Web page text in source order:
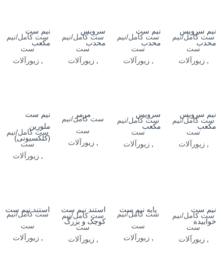
نیم سرویس
محدب
ست کامل/نیم
ست
, زیورآلات
نیم ست
محدب
ست کامل/نیم
ست
, زیورآلات
سرویس
محدب
ست کامل/نیم
ست
, زیورآلات
نیم ست
مکعب
ست کامل/نیم
ست
, زیورآلات
نیم سرویس
مکعب
ست کامل/نیم
ست
, زیورآلات
سرویس
مکعب
ست کامل/نیم
ست
, زیورآلات
مرمر
ست کامل/نیم
ست
, زیورآلات
نیم ست
ملورین
(کلکسیونی)
ست کامل/نیم
ست
, زیورآلات
نیم ست
خوابیده
ست کامل/نیم
ست
, زیورآلات
پایه نیم ست
ست کامل/نیم
ست
, زیورآلات
استند نیم ست
کوچک و بزرگ
ست کامل/نیم
ست
, زیورآلات
استند نیم ست
ست کامل/نیم
ست
, زیورآلات